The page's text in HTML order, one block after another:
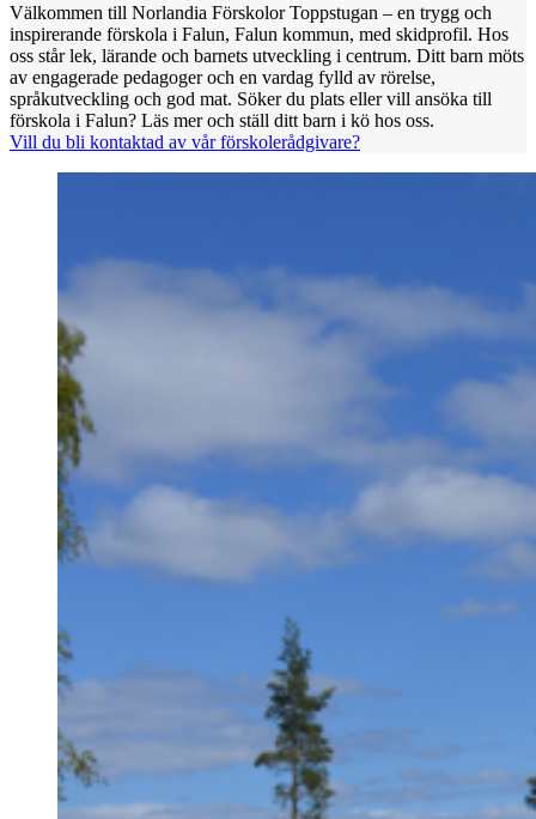
Välkommen till Norlandia Förskolor Toppstugan – en trygg och
inspirerande förskola i Falun, Falun kommun, med skidprofil. Hos
oss står lek, lärande och barnets utveckling i centrum. Ditt barn möts
av engagerade pedagoger och en vardag fylld av rörelse,
språkutveckling och god mat. Söker du plats eller vill ansöka till
förskola i Falun? Läs mer och ställ ditt barn i kö hos oss.
Vill du bli kontaktad av vår förskolerådgivare?